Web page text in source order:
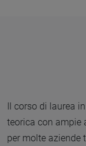
Il corso di laurea
teorica con ampie
per molte aziende